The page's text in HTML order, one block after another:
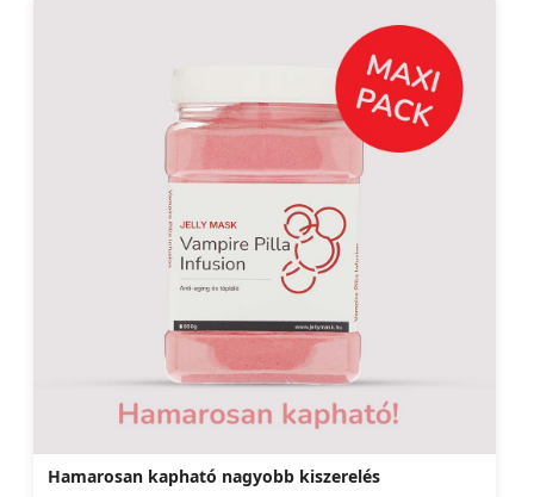
Hamarosan kapható nagyobb kiszerelés